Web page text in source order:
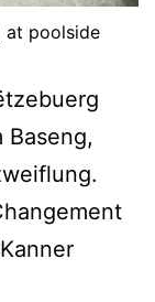
at poolside
Baseng,